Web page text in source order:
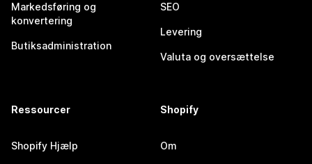
Markedsføring og
konvertering
Butiksadministration
SEO
Levering
Valuta og oversættelse
Ressourcer
Shopify Hjælp
Shopify
Om